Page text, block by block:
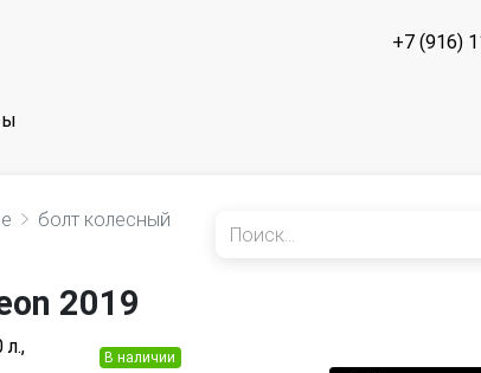
+7 (916)
болт колесный
2019
В наличии